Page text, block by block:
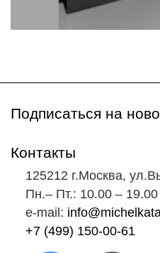
Подписаться на
Контакты
125212 г.Москва,
Пн.‒ Пт.: 10.00 ‒ 19.00
e-mail:
+7 (499) 150-00-61